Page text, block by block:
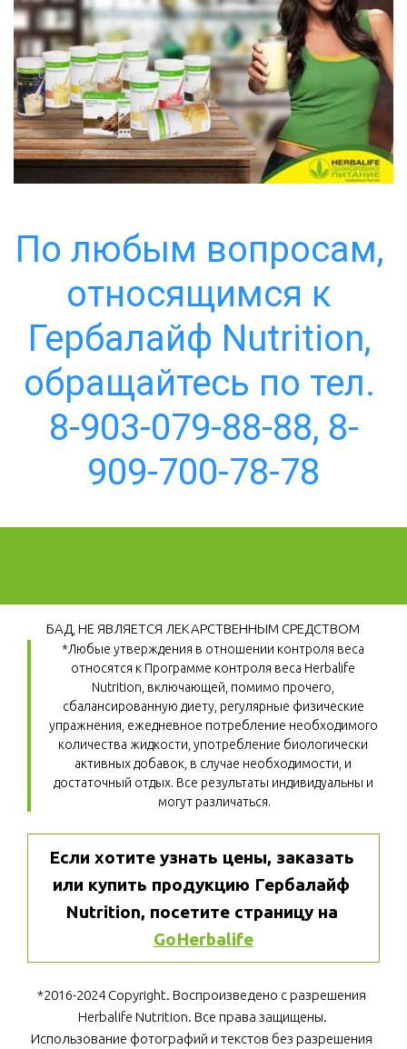
По любым вопросам,
относящимся к
Гербалайф Nutrition,
обращайтесь по тел.
8-903-079-88-88, 8-
909-700-78-78
БАД, НЕ ЯВЛЯЕТСЯ ЛЕКАРСТВЕННЫМ СРЕДСТВОМ
*Любые утверждения в отношении контроля веса
относятся к Программе контроля веса Herbalife
Nutrition, включающей, помимо прочего,
сбалансированную диету, регулярные физические
упражнения, ежедневное потребление необходимого
количества жидкости, употребление биологически
активных добавок, в случае необходимости, и
достаточный отдых. Все результаты индивидуальны и
могут различаться.
Если хотите узнать цены, заказать
или купить продукцию Гербалайф
GoHerbalife
*2016-2024 Copyright. Воспроизведено с разрешения
Herbalife Nutrition. Все права защищены.
Использование фотографий и текстов без разрешения